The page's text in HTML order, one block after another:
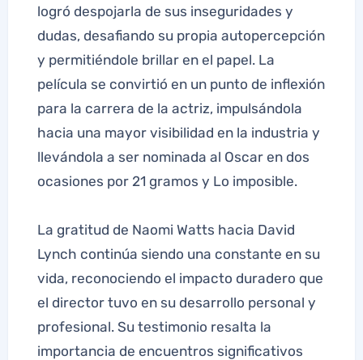
logró despojarla de sus inseguridades y
dudas, desafiando su propia autopercepción
y permitiéndole brillar en el papel. La
película se convirtió en un punto de inflexión
para la carrera de la actriz, impulsándola
hacia una mayor visibilidad en la industria y
llevándola a ser nominada al Oscar en dos
ocasiones por 21 gramos y Lo imposible.
La gratitud de Naomi Watts hacia David
Lynch continúa siendo una constante en su
vida, reconociendo el impacto duradero que
el director tuvo en su desarrollo personal y
profesional. Su testimonio resalta la
importancia de encuentros significativos